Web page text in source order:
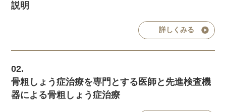
説明
詳しくみる
02.
骨粗しょう症治療を専門とする医師と先進検査機
器による骨粗しょう症治療